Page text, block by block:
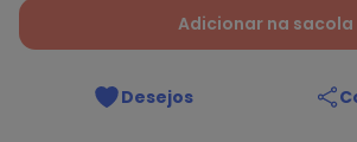
Adicionar na sacola
Desejos